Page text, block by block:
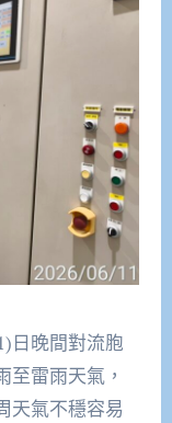
日晚間對流胞
至雷雨天氣，
天氣不穩容易